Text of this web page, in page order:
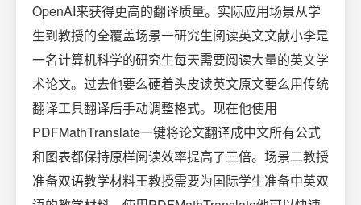
OpenAI来获得更高的翻译质量。实际应用场景从学
生到教授的全覆盖场景一研究生阅读英文文献小李是
一名计算机科学的研究生每天需要阅读大量的英文学
术论文。过去他要么硬着头皮读英文原文要么用传统
翻译工具翻译后手动调整格式。现在他使用
PDFMathTranslate一键将论文翻译成中文所有公式
和图表都保持原样阅读效率提高了三倍。场景二教授
准备双语教学材料王教授需要为国际学生准备中英双